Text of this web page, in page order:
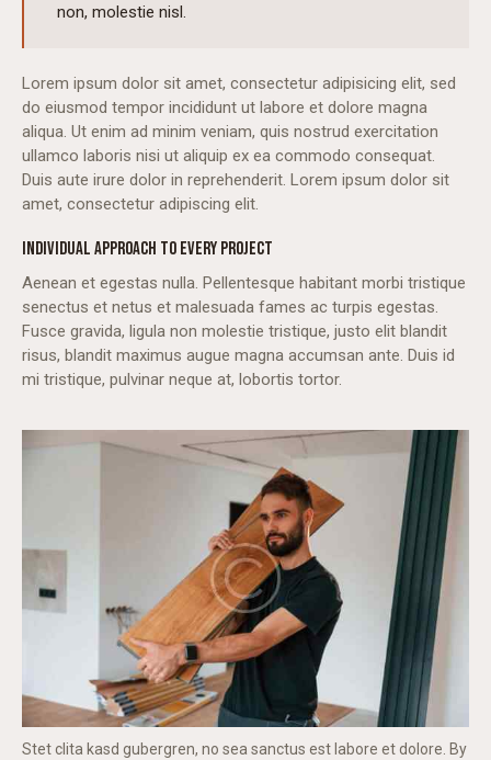
non, molestie nisl.
Lorem ipsum dolor sit amet, consectetur adipisicing elit, sed
do eiusmod tempor incididunt ut labore et dolore magna
aliqua. Ut enim ad minim veniam, quis nostrud exercitation
ullamco laboris nisi ut aliquip ex ea commodo consequat.
Duis aute irure dolor in reprehenderit. Lorem ipsum dolor sit
amet, consectetur adipiscing elit.
INDIVIDUAL APPROACH TO EVERY PROJECT
Aenean et egestas nulla. Pellentesque habitant morbi tristique
senectus et netus et malesuada fames ac turpis egestas.
Fusce gravida, ligula non molestie tristique, justo elit blandit
risus, blandit maximus augue magna accumsan ante. Duis id
mi tristique, pulvinar neque at, lobortis tortor.
Stet clita kasd gubergren, no sea sanctus est labore et dolore. By